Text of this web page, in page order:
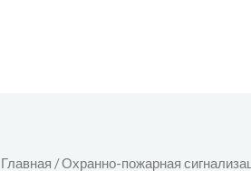
Главная /Охранно-пожарная